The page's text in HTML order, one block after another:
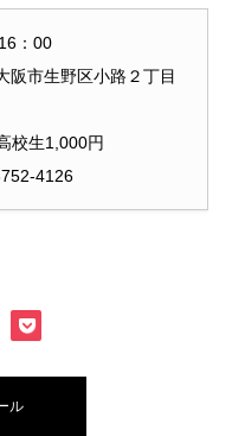
：00
市生野区小路２丁目
校生1,000円
4126
ル